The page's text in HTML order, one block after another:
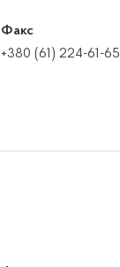
Факс
+380 (61) 224-61-65